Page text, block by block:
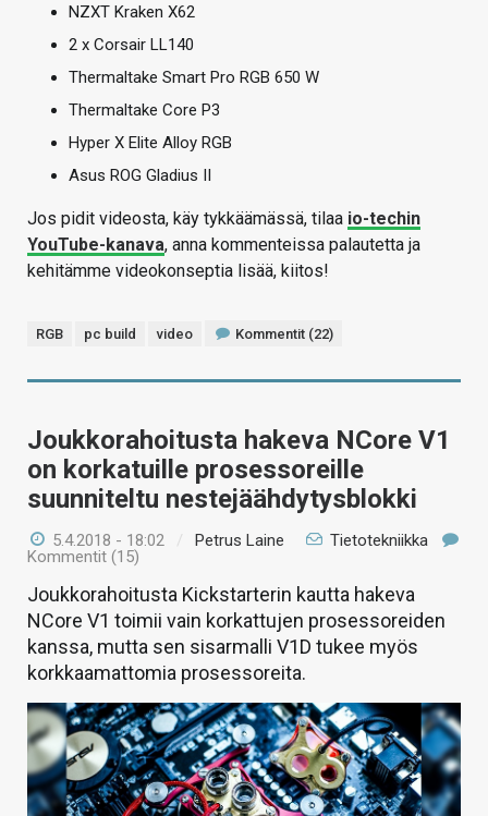
NZXT Kraken X62
2 x Corsair LL140
Thermaltake Smart Pro RGB 650 W
Thermaltake Core P3
Hyper X Elite Alloy RGB
Asus ROG Gladius II
Jos pidit videosta, käy tykkäämässä, tilaa io-techin
YouTube-kanava, anna kommenteissa palautetta ja
kehitämme videokonseptia lisää, kiitos!
RGB pc build video Kommentit (22)
Joukkorahoitusta hakeva NCore V1
on korkatuille prosessoreille
suunniteltu nestejäähdytysblokki
5.4.2018 - 18:02 / Petrus Laine
Tietotekniikka
Kommentit (15)
Joukkorahoitusta Kickstarterin kautta hakeva
NCore V1 toimii vain korkattujen prosessoreiden
kanssa, mutta sen sisarmalli V1D tukee myös
korkkaamattomia prosessoreita.